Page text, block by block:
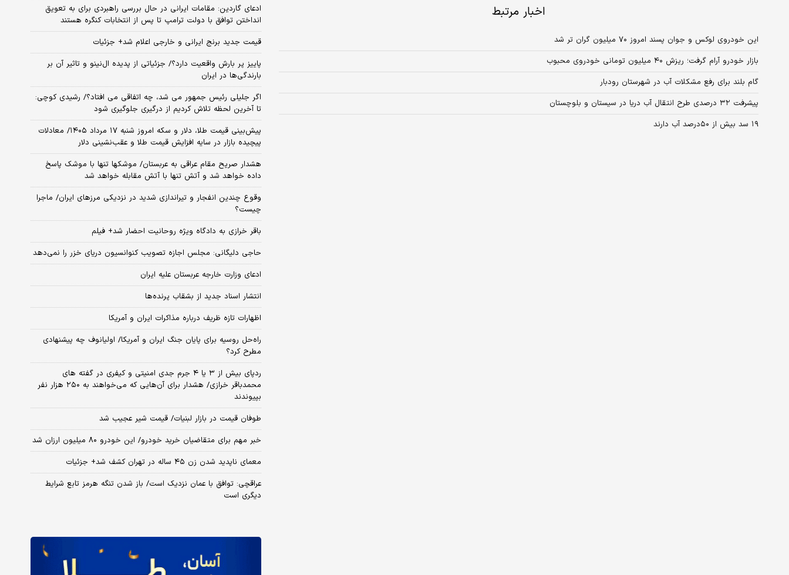
اخبار مرتبط
این خودروی لوکس و جوان پسند امروز ۷۰ میلیون گران تر شد
بازار خودرو آرام گرفت؛ ریزش ۴۰ میلیون تومانی خودروی محبوب
گام بلند برای رفع مشکلات آب در شهرستان رودبار
پیشرفت ۳۲ درصدی طرح انتقال آب دریا در سیستان و بلوچستان
۱۹ سد بیش از ۵۰‌درصد آب دارند
ادعای گاردین: مقامات ایرانی در حال بررسی راهبردی برای به تعویق
انداختن توافق با دولت ترامپ تا پس از انتخابات کنگره هستند
قیمت جدید برنج ایرانی و خارجی اعلام شد+ جزئیات
پاییز پر بارش واقعیت دارد؟/ جزئیاتی از پدیده ال‌نینو و تاثیر آن بر
بارندگی‌ها در ایران
اگر جلیلی رئیس جمهور می شد، چه اتفاقی می افتاد؟/ رشیدی کوچی:
تا آخرین لحظه تلاش کردیم از درگیری جلوگیری شود
پیش‌بینی قیمت طلا، دلار و سکه امروز شنبه ۱۷ مرداد ۱۴۰۵/ معادلات
پیچیده بازار در سایه افزایش قیمت طلا و عقب‌نشینی دلار
هشدار صریح مقام عراقی به عربستان/ موشکها تنها با موشک پاسخ
داده خواهد شد و آتش تنها با آتش مقابله خواهد شد
وقوع چندین انفجار و تیراندازی شدید در نزدیکی مرز‌های ایران/ ماجرا
چیست؟
باقر خرازی به دادگاه ویژه روحانیت احضار شد+ فیلم
حاجی دلیگانی: مجلس اجازه تصویب کنوانسیون دریای خزر را نمی‌دهد
ادعای وزارت خارجه عربستان علیه ایران
انتشار اسناد جدید از بشقاب پرنده‌ها
اظهارات تازه ظریف درباره مذاکرات ایران و آمریکا
راه‌حل روسیه برای پایان جنگ ایران و آمریکا/ اولیانوف چه پیشنهادی
مطرح کرد؟
ردپای بیش از ۳ یا ۴ جرم جدی امنیتی و کیفری در گفته های
محمدباقر خرازی/ هشدار برای آن‌هایی که می‌خواهند به ۲۵۰ هزار نفر
بپیوندند
طوفان قیمت در بازار لبنیات/ قیمت شیر عجیب شد
خبر مهم برای متقاضیان خرید خودرو/ این خودرو ۸۰ میلیون ارزان شد
معمای ناپدید شدن زن ۴۵ ساله در تهران کشف شد+ جزئیات
عراقچی: توافق با عمان نزدیک است/ باز شدن تنگه هرمز تابع شرایط
دیگری است